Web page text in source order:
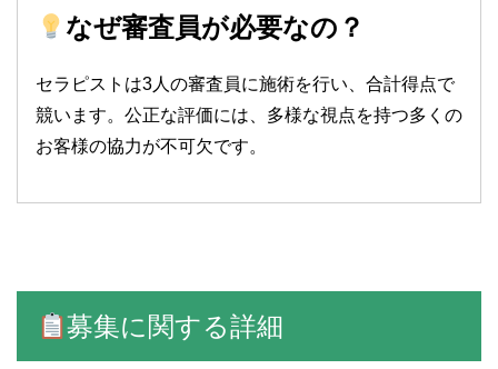
なぜ審査員が必要なの？
セラピストは3人の審査員に施術を行い、合計得点で
競います。公正な評価には、多様な視点を持つ多くの
お客様の協力が不可欠です。
募集に関する詳細